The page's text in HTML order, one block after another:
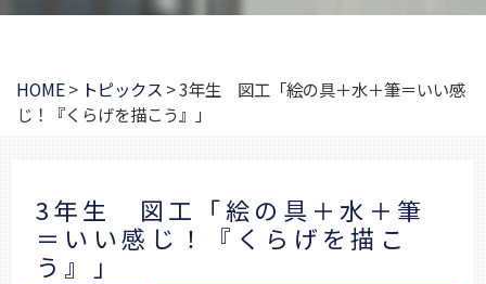
HOME> トピックス >3年生 図工「絵の具＋水＋筆＝いい感
じ！『くらげを描こう』」
3年生 図工「絵の具＋水＋筆
＝いい感じ！『くらげを描こ
う』」